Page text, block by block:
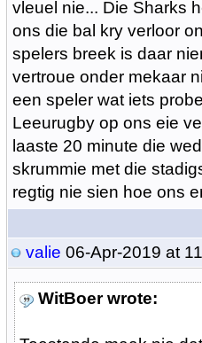
vleuel nie... Die Sharks
ons die bal kry verloor
spelers breek is daar
vertroue onder mekaar
een speler wat iets
Leeurugby op ons eie
laaste 20 minute die
skrummie met die
regtig nie sien hoe ons
valie 06-Apr-2019 at
WitBoer wrote: